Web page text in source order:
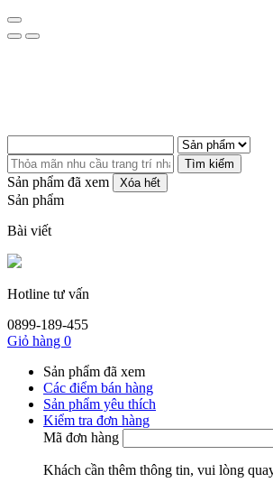
Tìm kiếm
Sản phẩm đã xem Xóa hết
Sản phẩm
Bài viết
Hotline tư vấn
0899-189-455
Giỏ hàng 0
Sản phẩm đã xem
Các điểm bán hàng
Sản phẩm yêu thích
Kiểm tra đơn hàng
Mã đơn hàng
Khách cần thêm thông tin, vui lòng